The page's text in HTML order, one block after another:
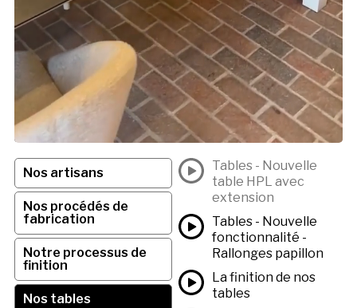
Nos artisans
Nos procédés de
fabrication
Notre processus de
finition
Nos tables
Tables - Nouvelle
table HPL avec
extension
Tables - Nouvelle
fonctionnalité -
Rallonges papillon
La finition de nos
tables